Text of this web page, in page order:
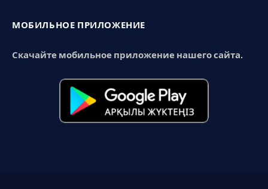
МОБИЛЬНОЕ ПРИЛОЖЕНИЕ
Скачайте мобильное приложение нашего сайта.